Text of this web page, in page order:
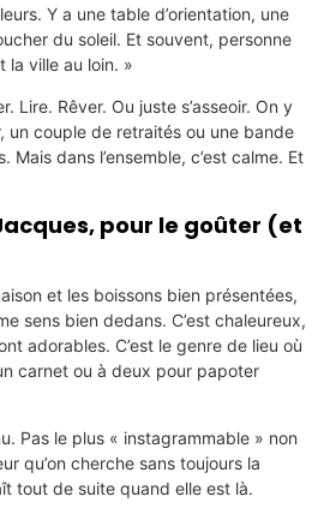
Y a une table d’orientation, une
du soleil. Et souvent, personne
la ville au loin. »
Lire. Rêver. Ou juste s’asseoir. On y
un couple de retraités ou une bande
dans l’ensemble, c’est calme. Et
pour le goûter (et
et les boissons bien présentées,
sens bien dedans. C’est chaleureux,
adorables. C’est le genre de lieu où
carnet ou à deux pour papoter
Pas le plus « instagrammable » non
qu’on cherche sans toujours la
tout de suite quand elle est là.